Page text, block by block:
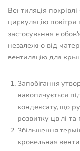
Вентиляція
циркуляцію повітря
застосування є
незалежно від
вентиляцію для
Запобігання
накопичується
конденсату, що
розвитку цвілі та
Збільшення
кровельная